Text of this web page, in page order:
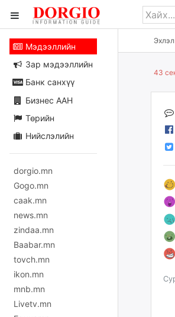
Эхлэл
Мэдээллийн
Зар мэдээллийн
Банк санхүү
Бизнес ААН
Төрийн
Нийслэлийн
dorgio.mn
Gogo.mn
caak.mn
news.mn
zindaa.mn
Baabar.mn
tovch.mn
ikon.mn
mnb.mn
Livetv.mn
43